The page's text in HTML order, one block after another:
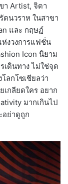
า Artist, จิดา
ตนวราห ในสาขา
และ กฤษฏ์
งวงการแฟชั่น
Icon นิยาม
เดินทาง ไม่ใช่จุด
ลกโซเชียลว่า
เกลียดใคร อยาก
มากเกินไป
ย่าดูถูก